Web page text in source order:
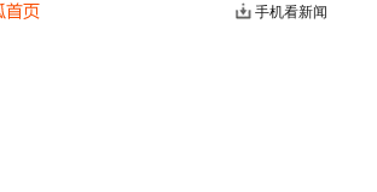
手机看新闻